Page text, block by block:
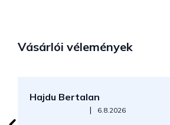
Vásárlói vélemények
Hajdu Bertalan
Az áruház értékelése 5-ből 5 csillag.
| 6.8.2026